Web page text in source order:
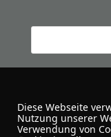
Diese Webseite
Nutzung unserer
Verwendung von